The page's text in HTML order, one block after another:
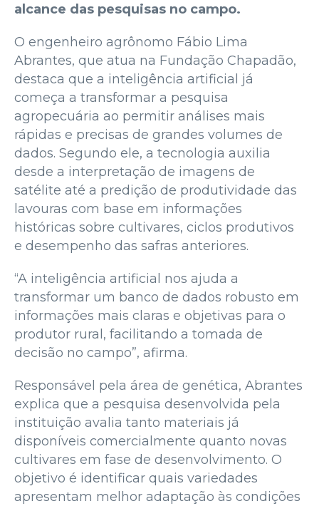
alcance das pesquisas no campo.
O engenheiro agrônomo Fábio Lima
Abrantes, que atua na Fundação Chapadão,
destaca que a inteligência artificial já
começa a transformar a pesquisa
agropecuária ao permitir análises mais
rápidas e precisas de grandes volumes de
dados. Segundo ele, a tecnologia auxilia
desde a interpretação de imagens de
satélite até a predição de produtividade das
lavouras com base em informações
históricas sobre cultivares, ciclos produtivos
e desempenho das safras anteriores.
“A inteligência artificial nos ajuda a
transformar um banco de dados robusto em
informações mais claras e objetivas para o
produtor rural, facilitando a tomada de
decisão no campo”, afirma.
Responsável pela área de genética, Abrantes
explica que a pesquisa desenvolvida pela
instituição avalia tanto materiais já
disponíveis comercialmente quanto novas
cultivares em fase de desenvolvimento. O
objetivo é identificar quais variedades
apresentam melhor adaptação às condições